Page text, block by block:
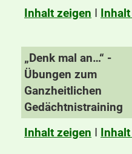
Inhalt zeigen I
„Denk mal an…“ -
Übungen zum
Ganzheitlichen
Gedächtnistraining
Inhalt zeigen I